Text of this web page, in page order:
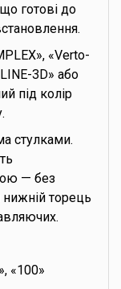
готові до
«Verto-
3D» або
під колір
стулками.
— без
нижній торець
«100»